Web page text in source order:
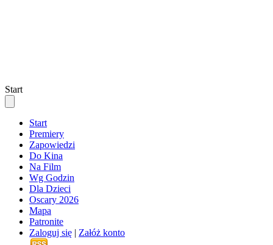
Start
Start
Premiery
Zapowiedzi
Do Kina
Na Film
Wg Godzin
Dla Dzieci
Oscary 2026
Mapa
Patronite
Zaloguj się | Załóż konto